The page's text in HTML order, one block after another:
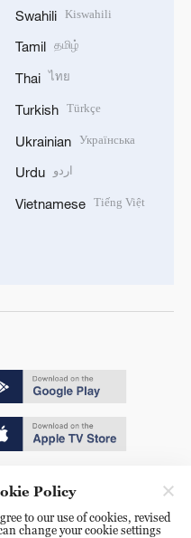
Swahili Kiswahili
Tamil தமிழ்
Thai ไทย
Turkish Türkçe
Ukrainian Українська
Urdu اردو
Vietnamese Tiếng Việt
Policy
to our use of cookies, revised
change your cookie settings